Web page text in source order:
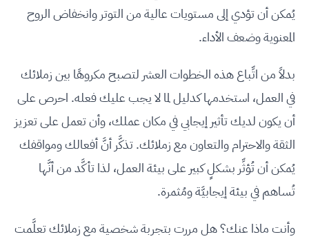
يُمكن أن تؤدي إلى مستويات عالية من التوتر وانخفاض الروح
المعنوية وضعف الأداء.
بدلاً من اتِّباع هذه الخطوات العشر لتصبح مكروهًا بين زملائك
في العمل، استخدمها كدليل لما لا يجب عليك فعله. احرص على
أن يكون لديك تأثير إيجابي في مكان عملك، وأن تعمل على تعزيز
الثقة والاحترام والتعاون مع زملائك. تذكَّر أنَّ أفعالك ومواقفك
يُمكن أن تُؤثِّر بشكلٍ كبير على بيئة العمل، لذا تأكَّد من أنَّها
تُساهم في بيئة إيجابيَّة ومُثمرة.
وأنت ماذا عنك؟ هل مررت بتجربة شخصية مع زملائك تعلَّمت